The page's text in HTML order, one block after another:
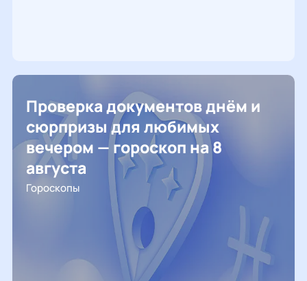
Проверка документов днём и
сюрпризы для любимых
вечером — гороскоп на 8
августа
Гороскопы